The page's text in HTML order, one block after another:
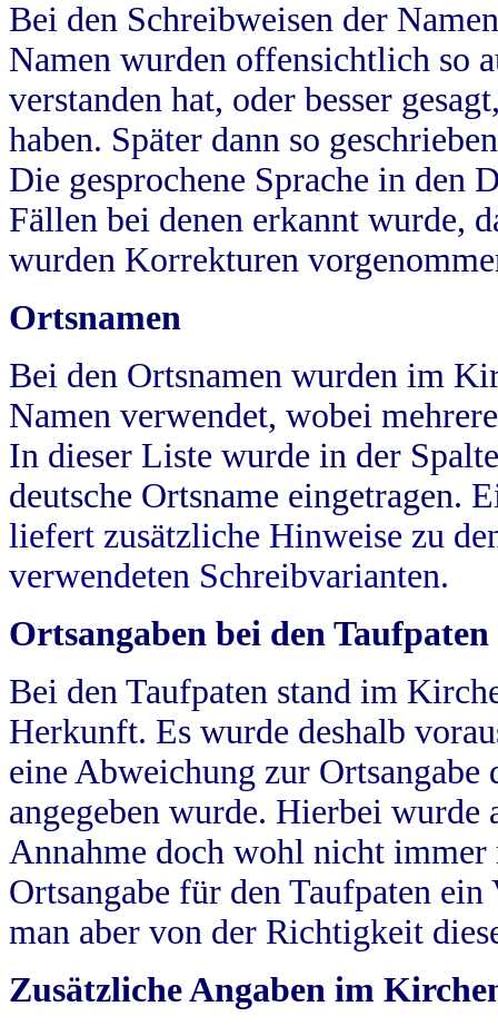
Bei den Schreibweisen der
Namen wurden offensichtlich so
verstanden hat, oder besser
haben. Später dann so
Die gesprochene Sprache in
Fällen bei denen erkannt wurde,
wurden Korrekturen
Ortsnamen
Bei den Ortsnamen wurden im
Namen verwendet, wobei
In dieser Liste wurde in der
deutsche Ortsname eingetragen.
liefert zusätzliche Hinweise zu
verwendeten Schreibvarianten.
Ortsangaben bei den Taufpaten
Bei den Taufpaten stand im
Herkunft. Es wurde deshalb
eine Abweichung zur
angegeben wurde. Hierbei wurde
Annahme doch wohl nicht
Ortsangabe für den Taufpaten
man aber von der Richtigkeit
Zusätzliche Angaben im